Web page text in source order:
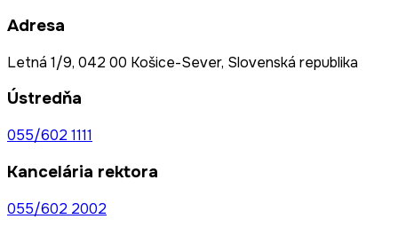
Adresa
Letná 1/9, 042 00 Košice-Sever, Slovenská republika
Ústredňa
055/602 1111
Kancelária rektora
055/602 2002